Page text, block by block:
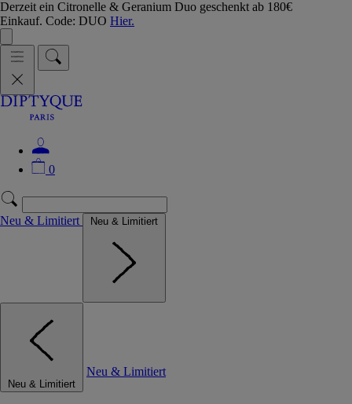
Derzeit ein Citronelle & Geranium Duo geschenkt ab 180€
Einkauf. Code: DUO Hier.
0
Neu & Limitiert Neu & Limitiert
Neu & Limitiert
Neu & Limitiert